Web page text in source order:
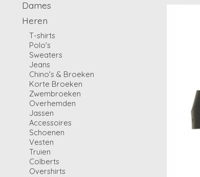
Dames
Heren
T-shirts
Polo's
Sweaters
Jeans
Chino's & Broeken
Korte Broeken
Zwembroeken
Overhemden
Jassen
Accessoires
Schoenen
Vesten
Truien
Colberts
Overshirts